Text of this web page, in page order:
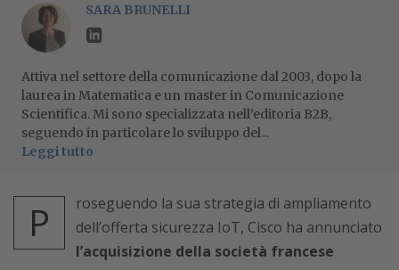
SARA BRUNELLI
Attiva nel settore della comunicazione dal 2003, dopo la
laurea in Matematica e un master in Comunicazione
Scientifica. Mi sono specializzata nell’editoria B2B,
seguendo in particolare lo sviluppo del...
Leggi tutto
P
roseguendo la sua strategia di ampliamento
dell’offerta sicurezza IoT, Cisco ha annunciato
l’acquisizione della società francese